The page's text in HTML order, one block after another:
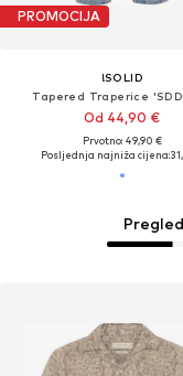
PROMOCIJA
!SOLID
Tapered Traperice
Od 44,90 €
Prvotno: 49,90 €
Posljednja najniža cijena: